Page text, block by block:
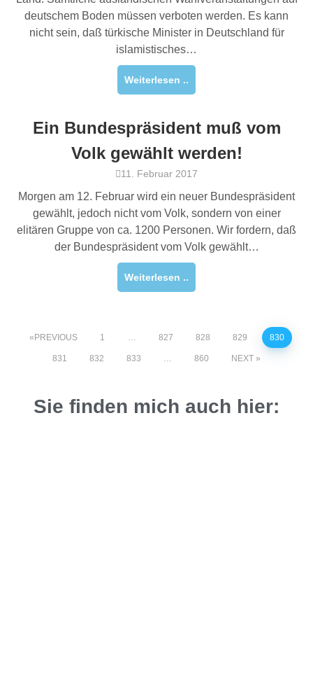
deutschem Boden müssen verboten werden. Es kann
nicht sein, daß türkische Minister in Deutschland für
islamistisches…
Weiterlesen ..
Ein Bundespräsident muß vom
Volk gewählt werden!
11. Februar 2017
Morgen am 12. Februar wird ein neuer Bundespräsident
gewählt, jedoch nicht vom Volk, sondern von einer
elitären Gruppe von ca. 1200 Personen. Wir fordern, daß
der Bundespräsident vom Volk gewählt…
Weiterlesen ..
PREVIOUS 1 … 827 828 829 830
831 832 833 … 860 NEXT
Sie finden mich auch hier: